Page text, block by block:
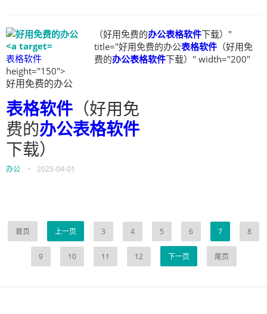
表格软件
（好用免费的办公表格软件下载）"
title="好用免费的办公表格软件 （好用免
费的办公表格软件下载）" width="200"
height="150">
好用免费的办公
表格软件 （好用免
费的办公表格软件
下载）
办公 • 2025-04-01
首页 上一页 3 4 5 6 7 8
9 10 11 12 下一页 尾页